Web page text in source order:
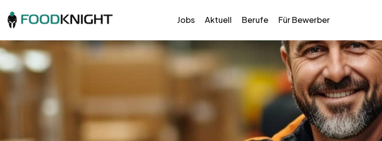
Jobs Aktuell Berufe Für Bewerber